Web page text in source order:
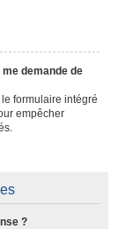
demande de
formulaire intégré
empêcher
?